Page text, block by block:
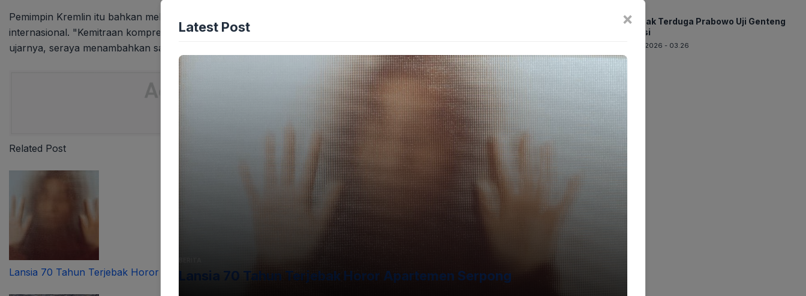
Pemimpin Kremlin itu bahkan melabeli kemitraan kedua negara sebagai "contoh teladan" dalam kerja sama
internasional. "Kemitraan komprehensif dan kerja sama strategis Rusia-China adalah model yang patut dicontoh,"
ujarnya, seraya menambahkan sapaan akrab "sahabatku" kepada Xi.
Related Post
Lansia 70 Tahun Terjebak Horor Apartemen Serpong
Aksi Tak Terduga Prabowo Uji Genteng
Inovasi
08-08-2026 - 03.26
×
Latest Post
Lansia 70 Tahun Terjebak Horor Apartemen Serpong